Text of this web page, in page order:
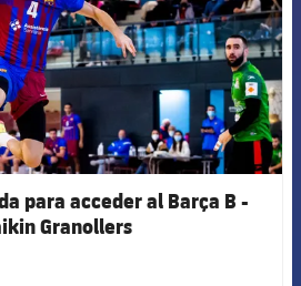
para acceder al Barça B -
Granollers